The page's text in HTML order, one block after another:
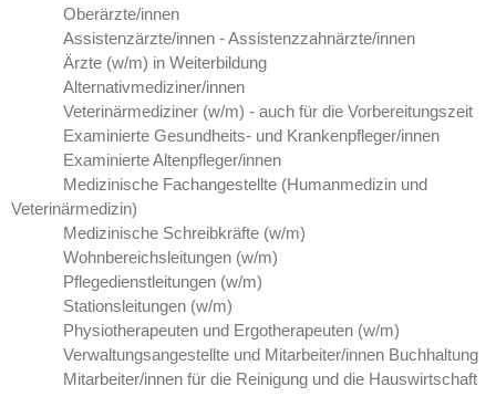
Oberärzte/innen
Assistenzärzte/innen - Assistenzzahnärzte/innen
Ärzte (w/m) in Weiterbildung
Alternativmediziner/innen
Veterinärmediziner (w/m) - auch für die Vorbereitungszeit
Examinierte Gesundheits- und Krankenpfleger/innen
Examinierte Altenpfleger/innen
Medizinische Fachangestellte (Humanmedizin und
Veterinärmedizin)
Medizinische Schreibkräfte (w/m)
Wohnbereichsleitungen (w/m)
Pflegedienstleitungen (w/m)
Stationsleitungen (w/m)
Physiotherapeuten und Ergotherapeuten (w/m)
Verwaltungsangestellte und Mitarbeiter/innen Buchhaltung
Mitarbeiter/innen für die Reinigung und die Hauswirtschaft